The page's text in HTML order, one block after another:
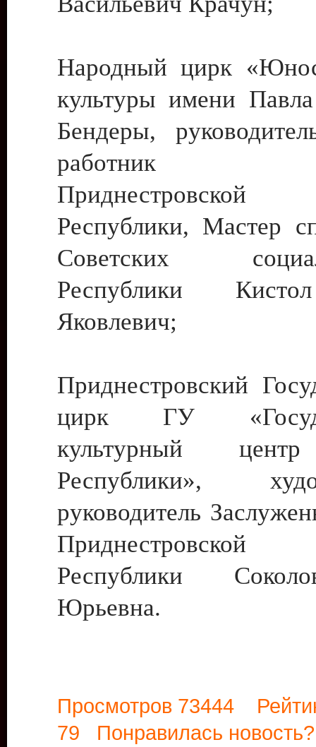
Народный цирк
культуры имени
Бендеры,
работник
Приднестровской
Республики, Мастер
Советских
Республики
Яковлевич;
Приднестровский
цирк ГУ
культурный
Республики»,
руководитель
Приднестровской
Республики
Юрьевна.
Просмотров 73444
79 Понравилась